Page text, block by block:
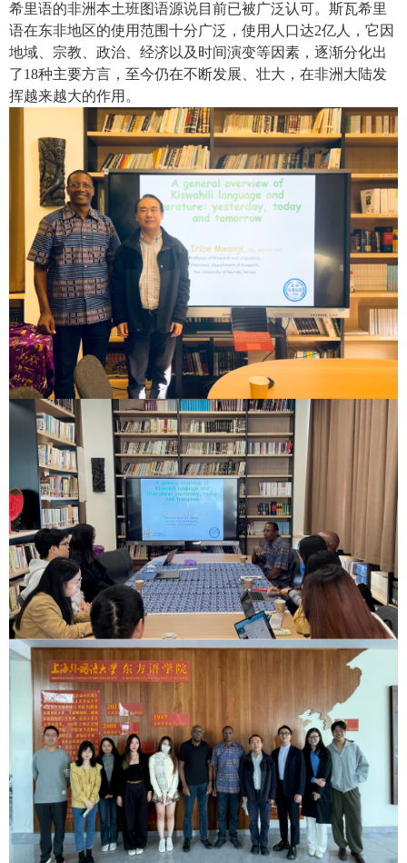
希里语的非洲本土班图语源说目前已被广泛认可。斯瓦希里
语在东非地区的使用范围十分广泛，使用人口达2亿人，它因
地域、宗教、政治、经济以及时间演变等因素，逐渐分化出
了18种主要方言，至今仍在不断发展、壮大，在非洲大陆发
挥越来越大的作用。